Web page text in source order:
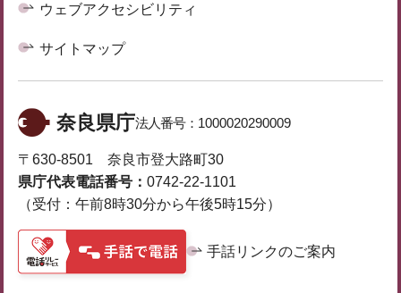
ウェブアクセシビリティ
サイトマップ
奈良県庁法人番号： 1000020290009
〒630-8501 奈良市登大路町30
県庁代表電話番号： 0742-22-1101
（受付：午前8時30分から午後5時15分）
手話リンクのご案内